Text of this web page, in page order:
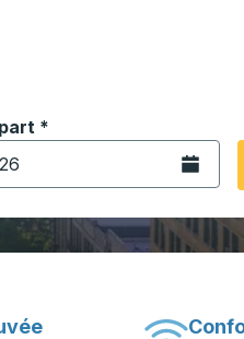
fléchées pour
les options de
*
au format date Barre
Ouvrez